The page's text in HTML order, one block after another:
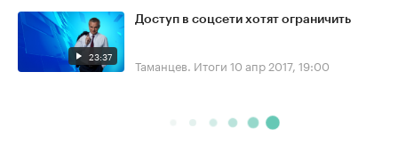
23:37
Доступ в соцсети хотят ограничить
Таманцев. Итоги 10 апр 2017, 19:00